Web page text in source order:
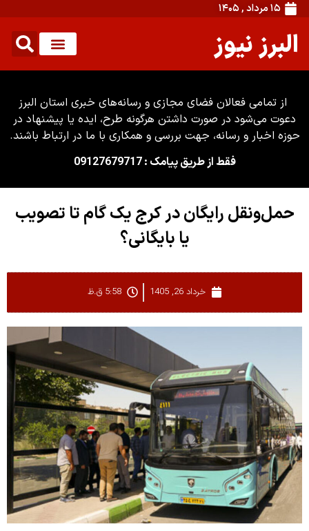
۱۵ مرداد , ۱۴۰۵
البرز نیوز
از تمامی فعالان فضای مجازی و رسانه‌های خبری استان البرز
دعوت می‌شود در صورت داشتن هرگونه طرح، ایده یا پیشنهاد در
حوزه اخبار و رسانه، جهت بررسی و همکاری با ما در ارتباط باشند.
فقط از طریق پیامک : 09127679717
حمل‌ونقل رایگان در کرج یک گام تا تصویب
یا بایگانی؟
خرداد 26, 1405 5:58 ق.ظ